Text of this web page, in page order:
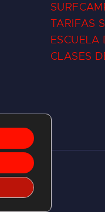
TARIFAS
ESCUELA
CLASES